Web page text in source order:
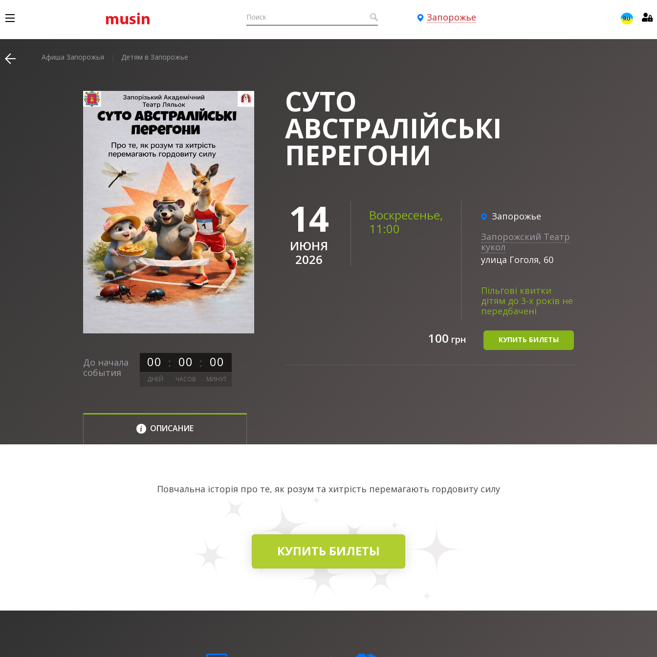
Запорожье RU
Афиша Запорожья Детям в Запорожье
До начала
события
00 00 00
ДНЕЙ ЧАСОВ МИНУТ
СУТО
АВСТРАЛІЙСЬКІ
ПЕРЕГОНИ
Запорожье
Запорожский Театр
кукол
улица Гоголя, 60
Пільгові квитки
дітям до 3-х років не
передбачені
14
ИЮНЯ
2026
Воскресенье,
11:00
100 грн КУПИТЬ БИЛЕТЫ
ОПИСАНИЕ
Повчальна історія про те, як розум та хитрість перемагають гордовиту силу
КУПИТЬ БИЛЕТЫ